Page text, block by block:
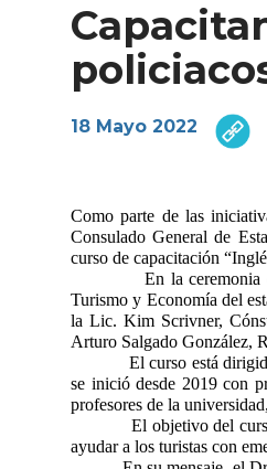
18 Mayo 2022
Como parte de las
Consulado General de
curso de capacitación
En la ceremonia de
Turismo y Economía del
la Lic. Kim Scrivner,
Arturo Salgado González,
El curso está dirigido a
se inició desde 2019 con
profesores de la
El objetivo del curso es
ayudar a los turistas con